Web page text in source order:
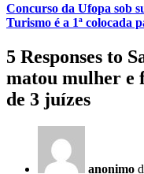
Concurso da Ufopa sob
Turismo é a 1ª colocada
5 Responses to
matou mulher e
de 3 juízes
anonimo